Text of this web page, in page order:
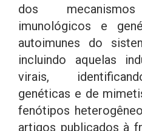
dos
imunológicos e
autoimunes do
incluindo aquelas
virais,
genéticas e de
fenótipos
artigos publicados à